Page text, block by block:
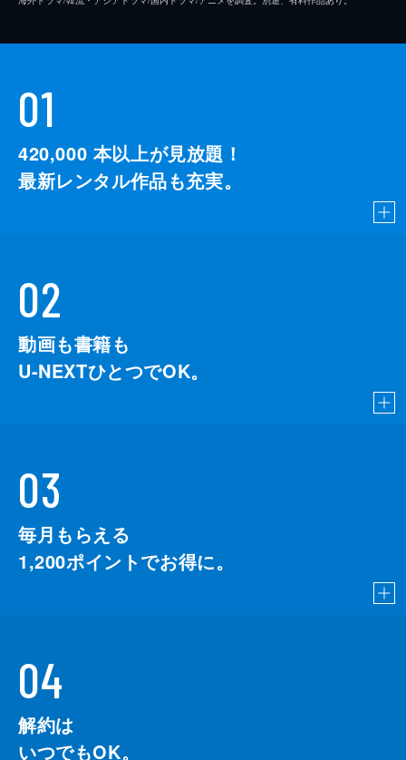
01
420,000 本以上が見放題！
最新レンタル作品も充実。
02
動画も書籍も
U-NEXTひとつでOK。
03
毎月もらえる
1,200ポイントでお得に。
04
解約は
いつでもOK。